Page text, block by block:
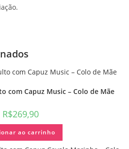
com Capuz Music – Colo de Mãe
R$269,90
ao carrinho